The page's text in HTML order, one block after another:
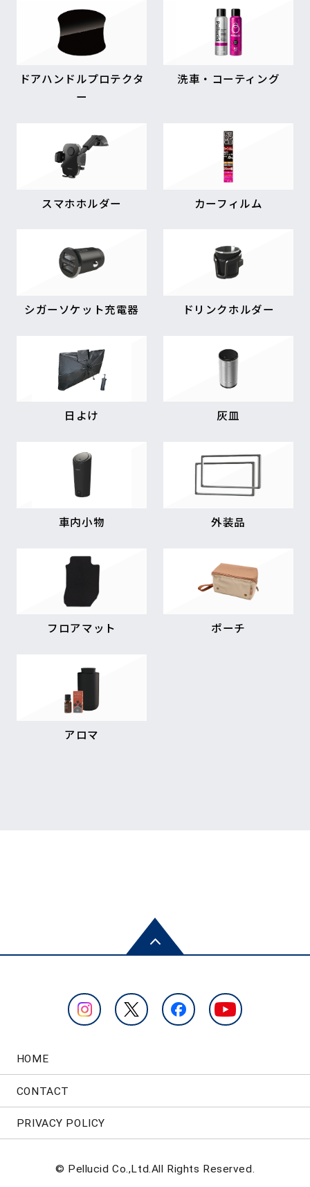
ドアハンドルプロテクタ
ー
洗車・コーティング
スマホホルダー カーフィルム
シガーソケット充電器 ドリンクホルダー
日よけ 灰皿
車内小物 外装品
フロアマット ポーチ
アロマ
HOME
CONTACT
PRIVACY POLICY
© Pellucid Co.,Ltd.All Rights Reserved.